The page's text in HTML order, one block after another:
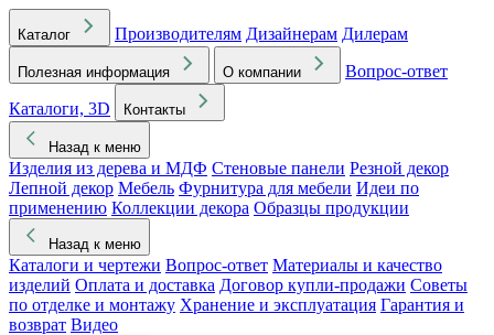
Каталог Производителям Дизайнерам Дилерам
Полезная информация О компании
Вопрос-ответ
Каталоги, 3D
Контакты
Назад к меню
Изделия из дерева и МДФ Стеновые панели Резной декор
Лепной декор Мебель Фурнитура для мебели Идеи по
применению Коллекции декора Образцы продукции
Назад к меню
Каталоги и чертежи Вопрос-ответ Материалы и качество
изделий Оплата и доставка Договор купли-продажи Советы
по отделке и монтажу Хранение и эксплуатация Гарантия и
возврат Видео